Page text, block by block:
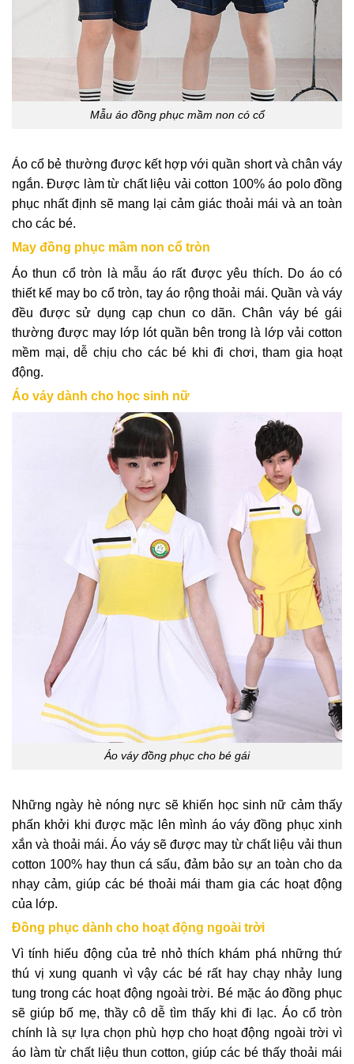
Mẫu áo đồng phục mầm non có cổ
Áo cổ bẻ thường được kết hợp với quần short và chân váy
ngắn. Được làm từ chất liệu vải cotton 100% áo polo đồng
phục nhất định sẽ mang lại cảm giác thoải mái và an toàn
cho các bé.
May đồng phục mầm non cổ tròn
Áo thun cổ tròn là mẫu áo rất được yêu thích. Do áo có
thiết kế may bo cổ tròn, tay áo rộng thoải mái. Quần và váy
đều được sử dụng cạp chun co dãn. Chân váy bé gái
thường được may lớp lót quần bên trong là lớp vải cotton
mềm mại, dễ chịu cho các bé khi đi chơi, tham gia hoạt
động.
Áo váy dành cho học sinh nữ
Áo váy đồng phục cho bé gái
Những ngày hè nóng nực sẽ khiến học sinh nữ cảm thấy
phấn khởi khi được mặc lên mình áo váy đồng phục xinh
xắn và thoải mái. Áo váy sẽ được may từ chất liệu vải thun
cotton 100% hay thun cá sấu, đảm bảo sự an toàn cho da
nhạy cảm, giúp các bé thoải mái tham gia các hoạt động
của lớp.
Đồng phục dành cho hoạt động ngoài trời
Vì tính hiếu động của trẻ nhỏ thích khám phá những thứ
thú vị xung quanh vì vậy các bé rất hay chạy nhảy lung
tung trong các hoạt động ngoài trời. Bé mặc áo đồng phục
sẽ giúp bố mẹ, thầy cô dễ tìm thấy khi đi lạc. Áo cổ tròn
chính là sự lựa chọn phù hợp cho hoạt động ngoài trời vì
áo làm từ chất liệu thun cotton, giúp các bé thấy thoải mái